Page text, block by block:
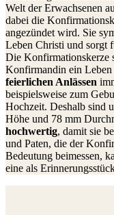
Welt der Erwachsenen
dabei die
angezündet wird. Sie
Leben Christi und sorgt
Die Konfirmationskerze
Konfirmandin ein Leben
feierlichen Anlässen
beispielsweise zum
Hochzeit. Deshalb sind
Höhe und 78 mm
hochwertig, damit sie
und Paten, die der
Bedeutung beimessen,
eine als